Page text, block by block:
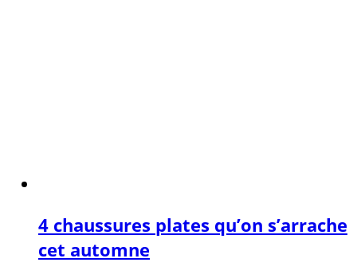
4 chaussures plates qu’on s’arrache
cet automne